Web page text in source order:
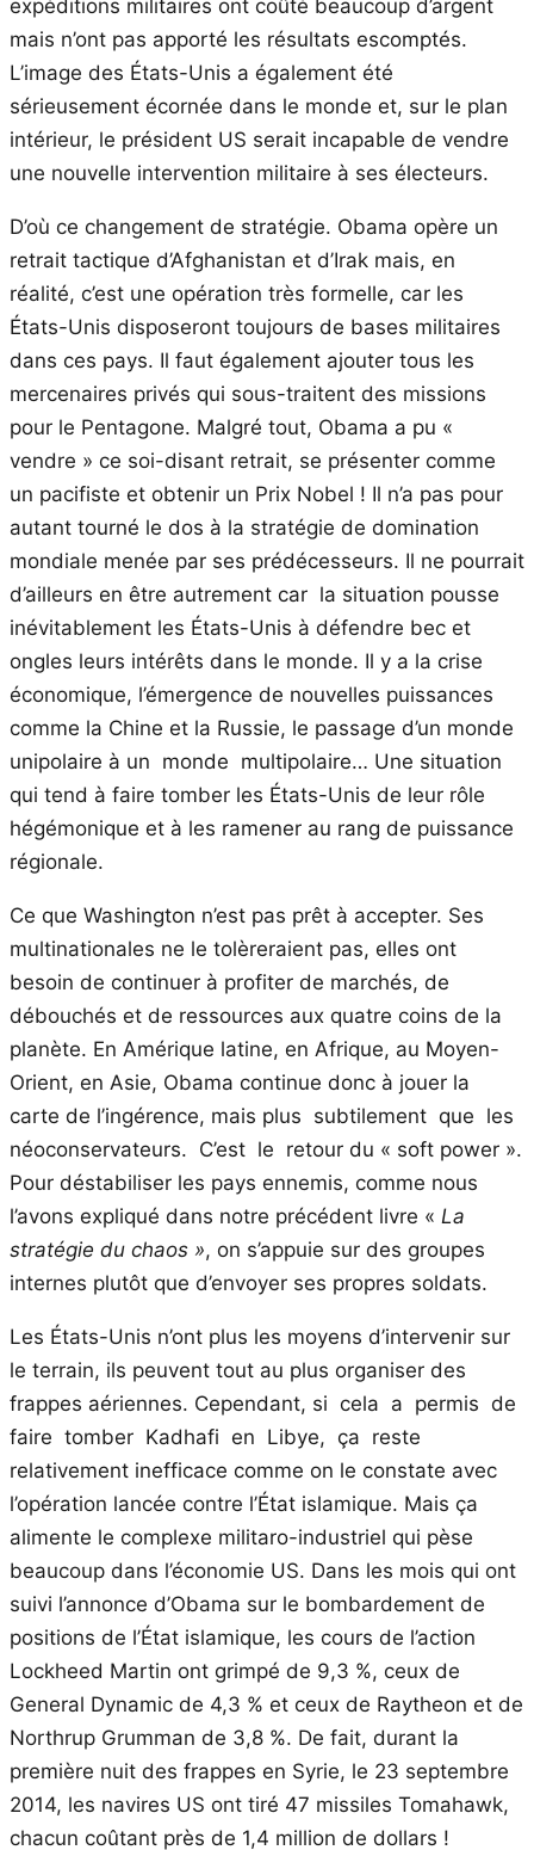
expéditions militaires ont coûté beaucoup d’argent
mais n’ont pas apporté les résultats escomptés.
L’image des États-Unis a également été
sérieusement écornée dans le monde et, sur le plan
intérieur, le président US serait incapable de vendre
une nouvelle intervention militaire à ses électeurs.
D’où ce changement de stratégie. Obama opère un
retrait tactique d’Afghanistan et d’Irak mais, en
réalité, c’est une opération très formelle, car les
États-Unis disposeront toujours de bases militaires
dans ces pays. Il faut également ajouter tous les
mercenaires privés qui sous-traitent des missions
pour le Pentagone. Malgré tout, Obama a pu «
vendre » ce soi-disant retrait, se présenter comme
un pacifiste et obtenir un Prix Nobel ! Il n’a pas pour
autant tourné le dos à la stratégie de domination
mondiale menée par ses prédécesseurs. Il ne pourrait
d’ailleurs en être autrement car la situation pousse
inévitablement les États-Unis à défendre bec et
ongles leurs intérêts dans le monde. Il y a la crise
économique, l’émergence de nouvelles puissances
comme la Chine et la Russie, le passage d’un monde
unipolaire à un monde multipolaire… Une situation
qui tend à faire tomber les États-Unis de leur rôle
hégémonique et à les ramener au rang de puissance
régionale.
Ce que Washington n’est pas prêt à accepter. Ses
multinationales ne le tolèreraient pas, elles ont
besoin de continuer à profiter de marchés, de
débouchés et de ressources aux quatre coins de la
planète. En Amérique latine, en Afrique, au Moyen-
Orient, en Asie, Obama continue donc à jouer la
carte de l’ingérence, mais plus subtilement que les
néoconservateurs. C’est le retour du « soft power ».
Pour déstabiliser les pays ennemis, comme nous
l’avons expliqué dans notre précédent livre « La
stratégie du chaos », on s’appuie sur des groupes
internes plutôt que d’envoyer ses propres soldats.
Les États-Unis n’ont plus les moyens d’intervenir sur
le terrain, ils peuvent tout au plus organiser des
frappes aériennes. Cependant, si cela a permis de
faire tomber Kadhafi en Libye, ça reste
relativement inefficace comme on le constate avec
l’opération lancée contre l’État islamique. Mais ça
alimente le complexe militaro-industriel qui pèse
beaucoup dans l’économie US. Dans les mois qui ont
suivi l’annonce d’Obama sur le bombardement de
positions de l’État islamique, les cours de l’action
Lockheed Martin ont grimpé de 9,3 %, ceux de
General Dynamic de 4,3 % et ceux de Raytheon et de
Northrup Grumman de 3,8 %. De fait, durant la
première nuit des frappes en Syrie, le 23 septembre
2014, les navires US ont tiré 47 missiles Tomahawk,
chacun coûtant près de 1,4 million de dollars !